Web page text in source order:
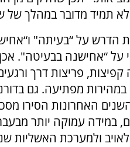
לא תמיד מדובר במהלך של
הדרש על “בעיתה"
על “אחישנה בבעיטה".
קפיצות, פריצות דרך
מפתיעה. גם
האחרונות הסירו
במידה עמוקה יותר
ולמערכת האשליות